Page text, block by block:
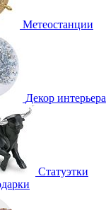
Метеостанции
Декор интерьера
Статуэтки